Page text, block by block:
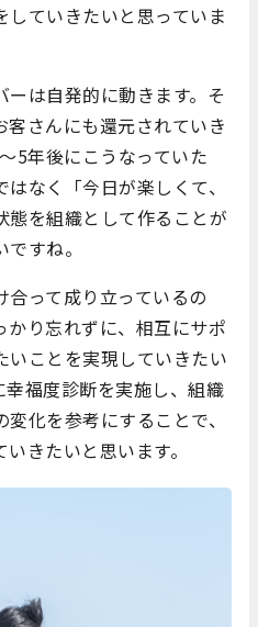
ていきたいと思っていま
は自発的に動きます。そ
客さんにも還元されていき
5年後にこうなっていた
なく「今日が楽しくて、
態を組織として作ることが
すね。
って成り立っているの
り忘れずに、相互にサポ
いことを実現していきたい
福度診断を実施し、組織
化を参考にすることで、
きたいと思います。